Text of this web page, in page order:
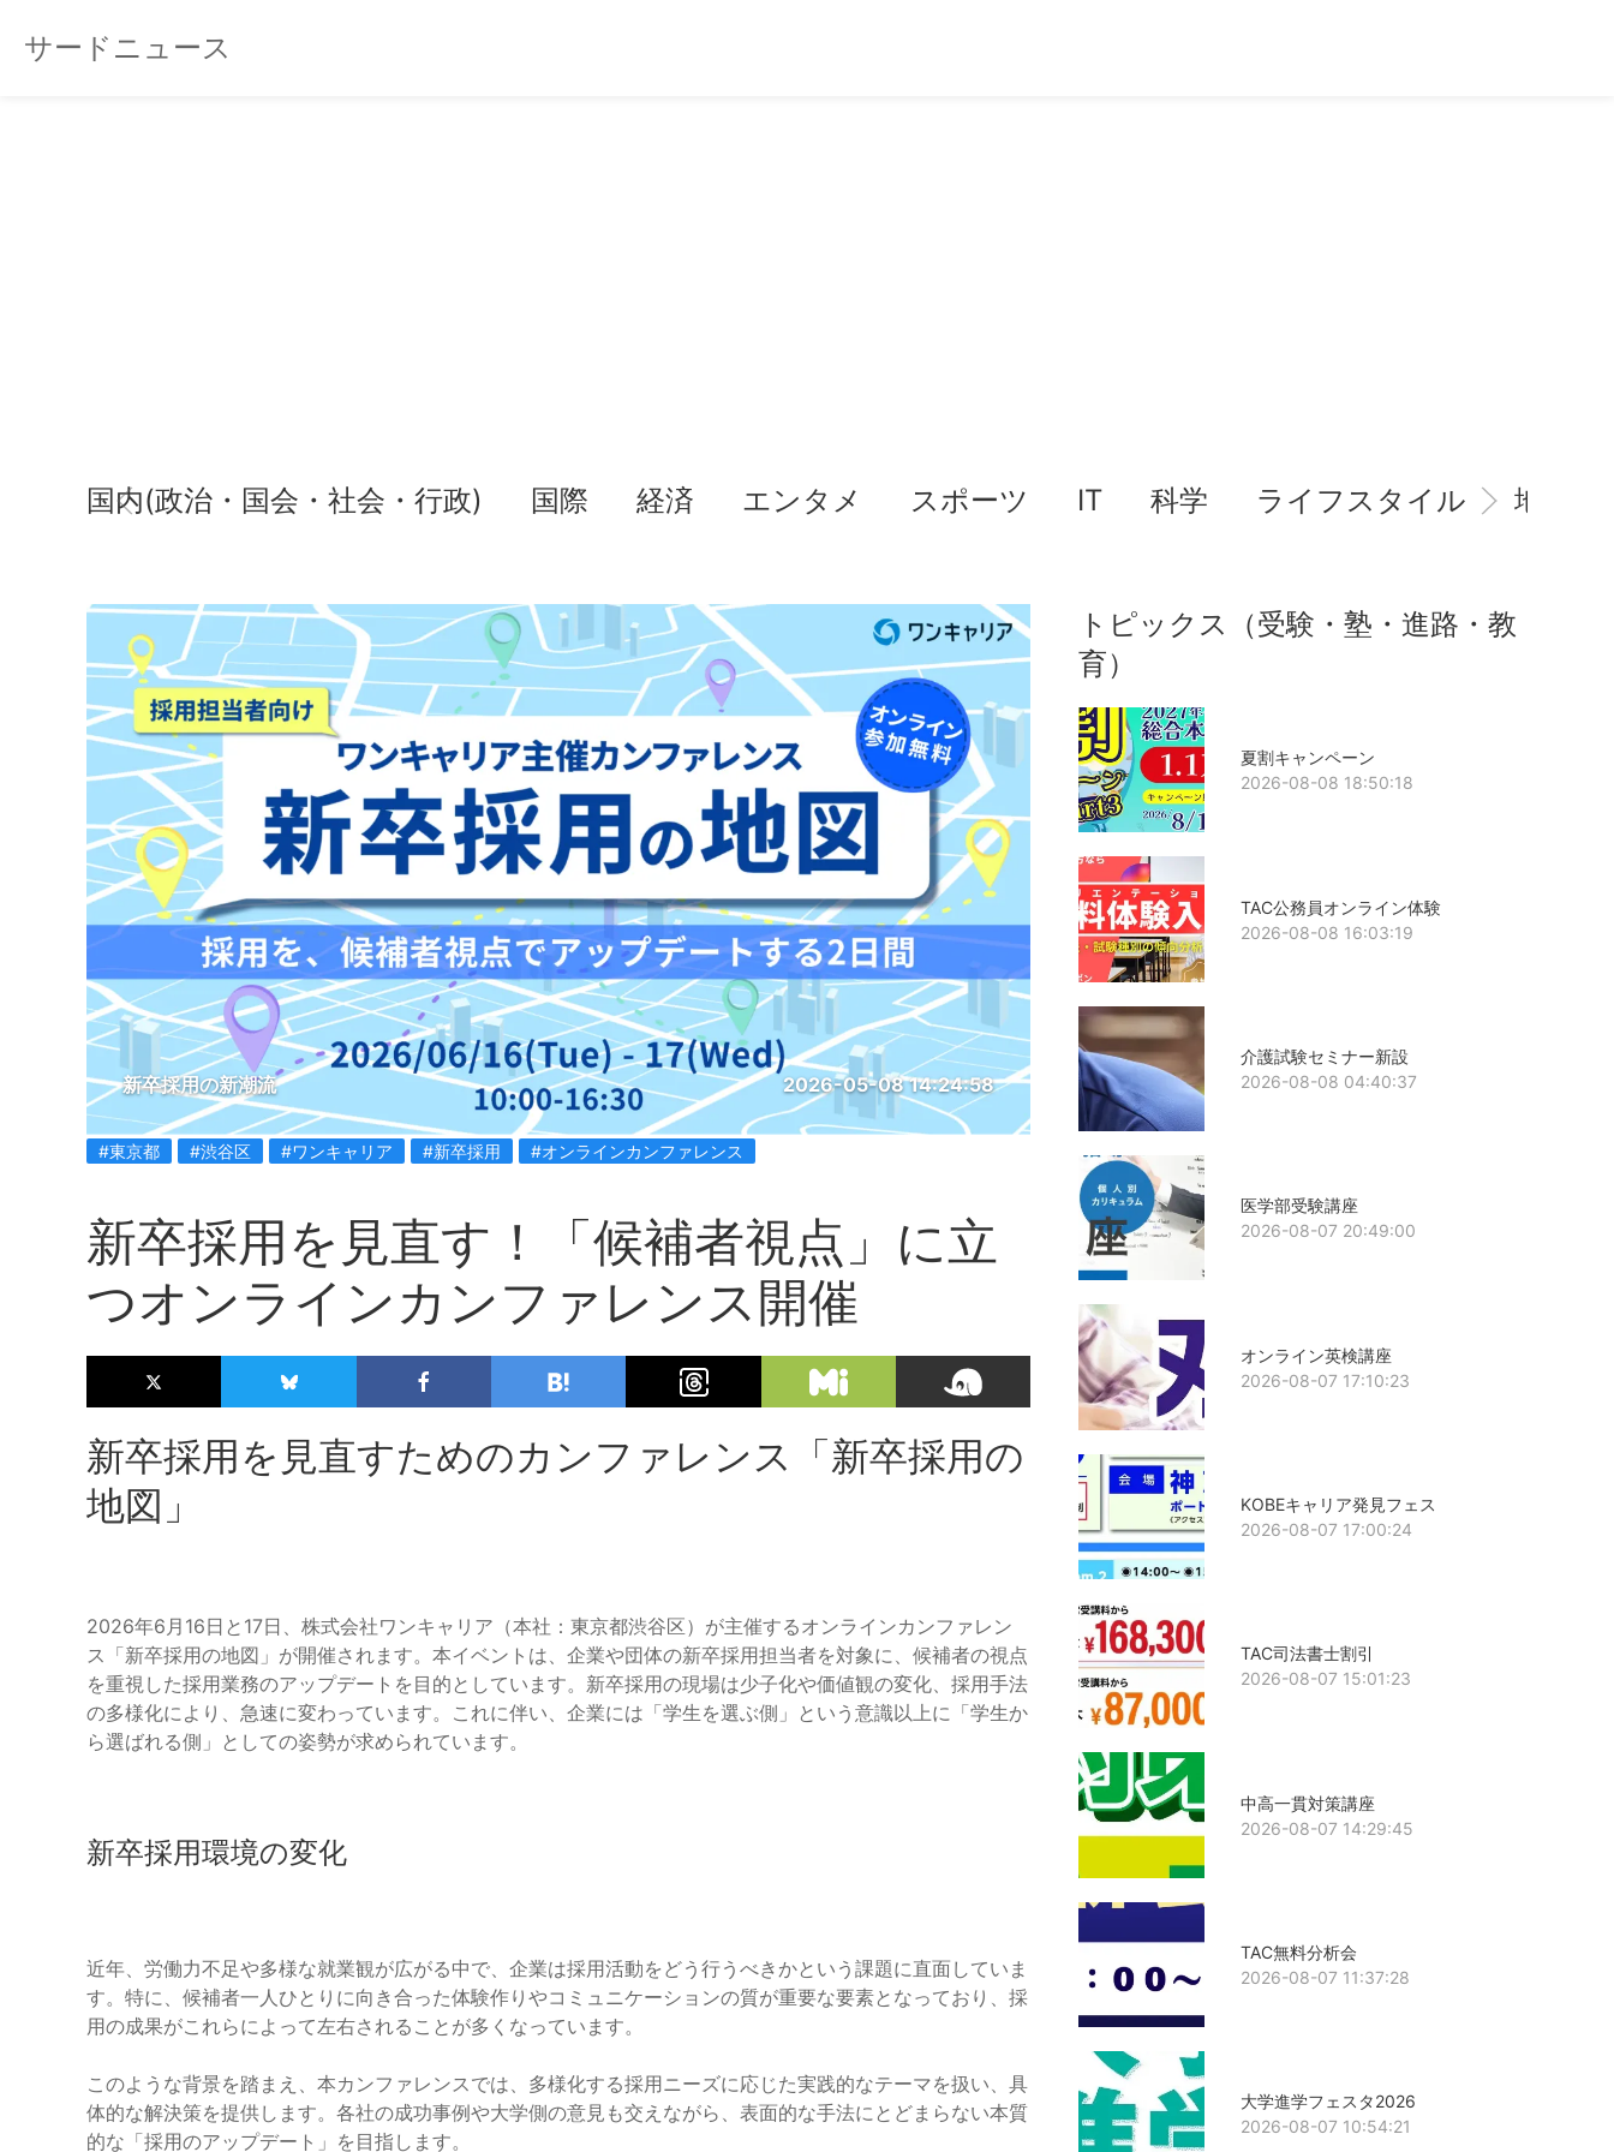
サードニュース
国内(政治・国会・社会・行政) 国際 経済 エンタメ スポーツ IT 科学 ライフスタイル 地域情
新卒採用の新潮流 2026-05-08 14:24:58
#東京都 #渋谷区 #ワンキャリア #新卒採用 #オンラインカンファレンス
新卒採用を見直す！「候補者視点」に立
つオンラインカンファレンス開催
新卒採用を見直すためのカンファレンス「新卒採用の
地図」
2026年6月16日と17日、株式会社ワンキャリア（本社：東京都渋谷区）が主催するオンラインカンファレン
ス「新卒採用の地図」が開催されます。本イベントは、企業や団体の新卒採用担当者を対象に、候補者の視点
を重視した採用業務のアップデートを目的としています。新卒採用の現場は少子化や価値観の変化、採用手法
の多様化により、急速に変わっています。これに伴い、企業には「学生を選ぶ側」という意識以上に「学生か
ら選ばれる側」としての姿勢が求められています。
新卒採用環境の変化
近年、労働力不足や多様な就業観が広がる中で、企業は採用活動をどう行うべきかという課題に直面していま
す。特に、候補者一人ひとりに向き合った体験作りやコミュニケーションの質が重要な要素となっており、採
用の成果がこれらによって左右されることが多くなっています。
このような背景を踏まえ、本カンファレンスでは、多様化する採用ニーズに応じた実践的なテーマを扱い、具
体的な解決策を提供します。各社の成功事例や大学側の意見も交えながら、表面的な手法にとどまらない本質
的な「採用のアップデート」を目指します。
トピックス（受験・塾・進路・教
育）
夏割キャンペーン
2026-08-08 18:50:18
TAC公務員オンライン体験
2026-08-08 16:03:19
介護試験セミナー新設
2026-08-08 04:40:37
医学部受験講座
2026-08-07 20:49:00
オンライン英検講座
2026-08-07 17:10:23
KOBEキャリア発見フェス
2026-08-07 17:00:24
TAC司法書士割引
2026-08-07 15:01:23
中高一貫対策講座
2026-08-07 14:29:45
TAC無料分析会
2026-08-07 11:37:28
大学進学フェスタ2026
2026-08-07 10:54:21